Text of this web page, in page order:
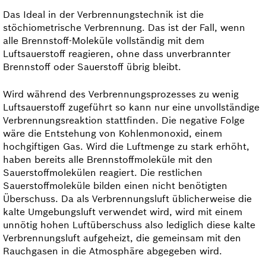
Das Ideal in der Verbrennungstechnik ist die
stöchiometrische Verbrennung. Das ist der Fall, wenn
alle Brennstoff-Moleküle vollständig mit dem
Luftsauerstoff reagieren, ohne dass unverbrannter
Brennstoff oder Sauerstoff übrig bleibt.
Wird während des Verbrennungsprozesses zu wenig
Luftsauerstoff zugeführt so kann nur eine unvoll­ständige
Verbrennungsreaktion stattfinden. Die negative Folge
wäre die Entstehung von Kohlenmonoxid, einem
hochgiftigen Gas. Wird die Luftmenge zu stark erhöht,
haben bereits alle Brennstoffmoleküle mit den
Sauerstoffmolekülen reagiert. Die restlichen
Sauerstoffmoleküle bilden einen nicht benötigten
Überschuss. Da als Verbrennungs­luft üblicherweise die
kalte Umgebungsluft verwendet wird, wird mit einem
unnötig hohen Luftüberschuss also lediglich diese kalte
Verbrennungs­luft aufgeheizt, die gemeinsam mit den
Rauchgasen in die Atmosphäre abgegeben wird.